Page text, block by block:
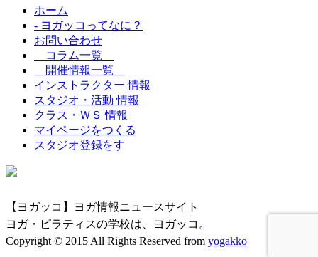
ホーム
- ヨガッコってなに？
お問い合わせ
コラム一覧
開催情報一覧
インストラクター 情報
スタジオ・活動 情報
クラス・ＷＳ 情報
マイページをつくる
スタジオ登録をす
【ヨガッコ】ヨガ情報ニュースサイト
ヨガ・ピラティスの学校は、ヨガッコ。
Copyright © 2015 All Rights Reserved from yogakko